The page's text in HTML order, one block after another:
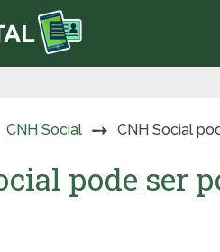
CNH Social CNH Social
pode ser